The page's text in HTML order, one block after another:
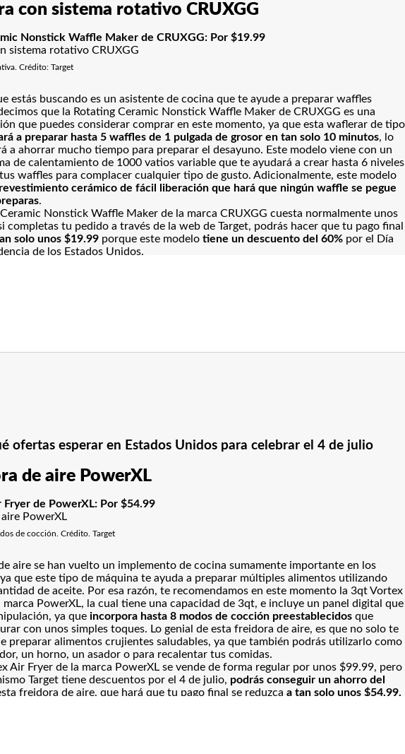
con sistema rotativo CRUXGG
Nonstick Waffle Maker de CRUXGG: Por $19.99
Crédito: Target
estás buscando es un asistente de cocina que te ayude a preparar waffles
que la Rotating Ceramic Nonstick Waffle Maker de CRUXGG es una
que puedes considerar comprar en este momento, ya que esta waflerar de tipo
a preparar hasta 5 waffles de 1 pulgada de grosor en tan solo 10 minutos, lo
a ahorrar mucho tiempo para preparar el desayuno. Este modelo viene con un
de calentamiento de 1000 vatios variable que te ayudará a crear hasta 6 niveles
waffles para complacer cualquier tipo de gusto. Adicionalmente, este modelo
cerámico de fácil liberación que hará que ningún waffle se pegue
.
Nonstick Waffle Maker de la marca CRUXGG cuesta normalmente unos
completas tu pedido a través de la web de Target, podrás hacer que tu pago final
solo unos $19.99 porque este modelo tiene un descuento del 60%por el Día
de los Estados Unidos.
ofertas esperar en Estados Unidos para celebrar el 4 de julio
de aire PowerXL
Fryer de PowerXL: Por $54.99
de cocción. Crédito. Target
aire se han vuelto un implemento de cocina sumamente importante en los
que este tipo de máquina te ayuda a preparar múltiples alimentos utilizando
de aceite. Por esa razón, te recomendamos en este momento la 3qt Vortex
marca PowerXL, la cual tiene una capacidad de 3qt, e incluye un panel digital que
ya que incorpora hasta 8 modos de cocción preestablecidosque
con unos simples toques. Lo genial de esta freidora de aire, es que no solo te
preparar alimentos crujientes saludables, ya que también podrás utilizarlo como
un horno, un asador o para recalentar tus comidas.
Air Fryer de la marca PowerXL se vende de forma regular por unos $99.99, pero
Target tiene descuentos por el 4 de julio, podrás conseguir un ahorro del
freidora de aire, que hará que tu pago final se reduzca a tan solo unos $54.99.